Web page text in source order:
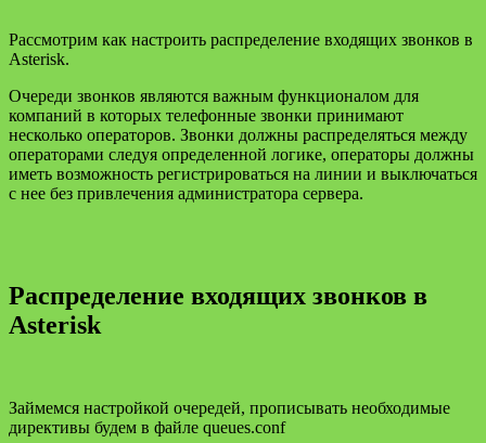
Рассмотрим как настроить распределение входящих звонков в
Asterisk.
Очереди звонков являются важным функционалом для
компаний в которых телефонные звонки принимают
несколько операторов. Звонки должны распределяться между
операторами следуя определенной логике, операторы должны
иметь возможность регистрироваться на линии и выключаться
с нее без привлечения администратора сервера.
Распределение входящих звонков в
Asterisk
Займемся настройкой очередей, прописывать необходимые
директивы будем в файле queues.conf